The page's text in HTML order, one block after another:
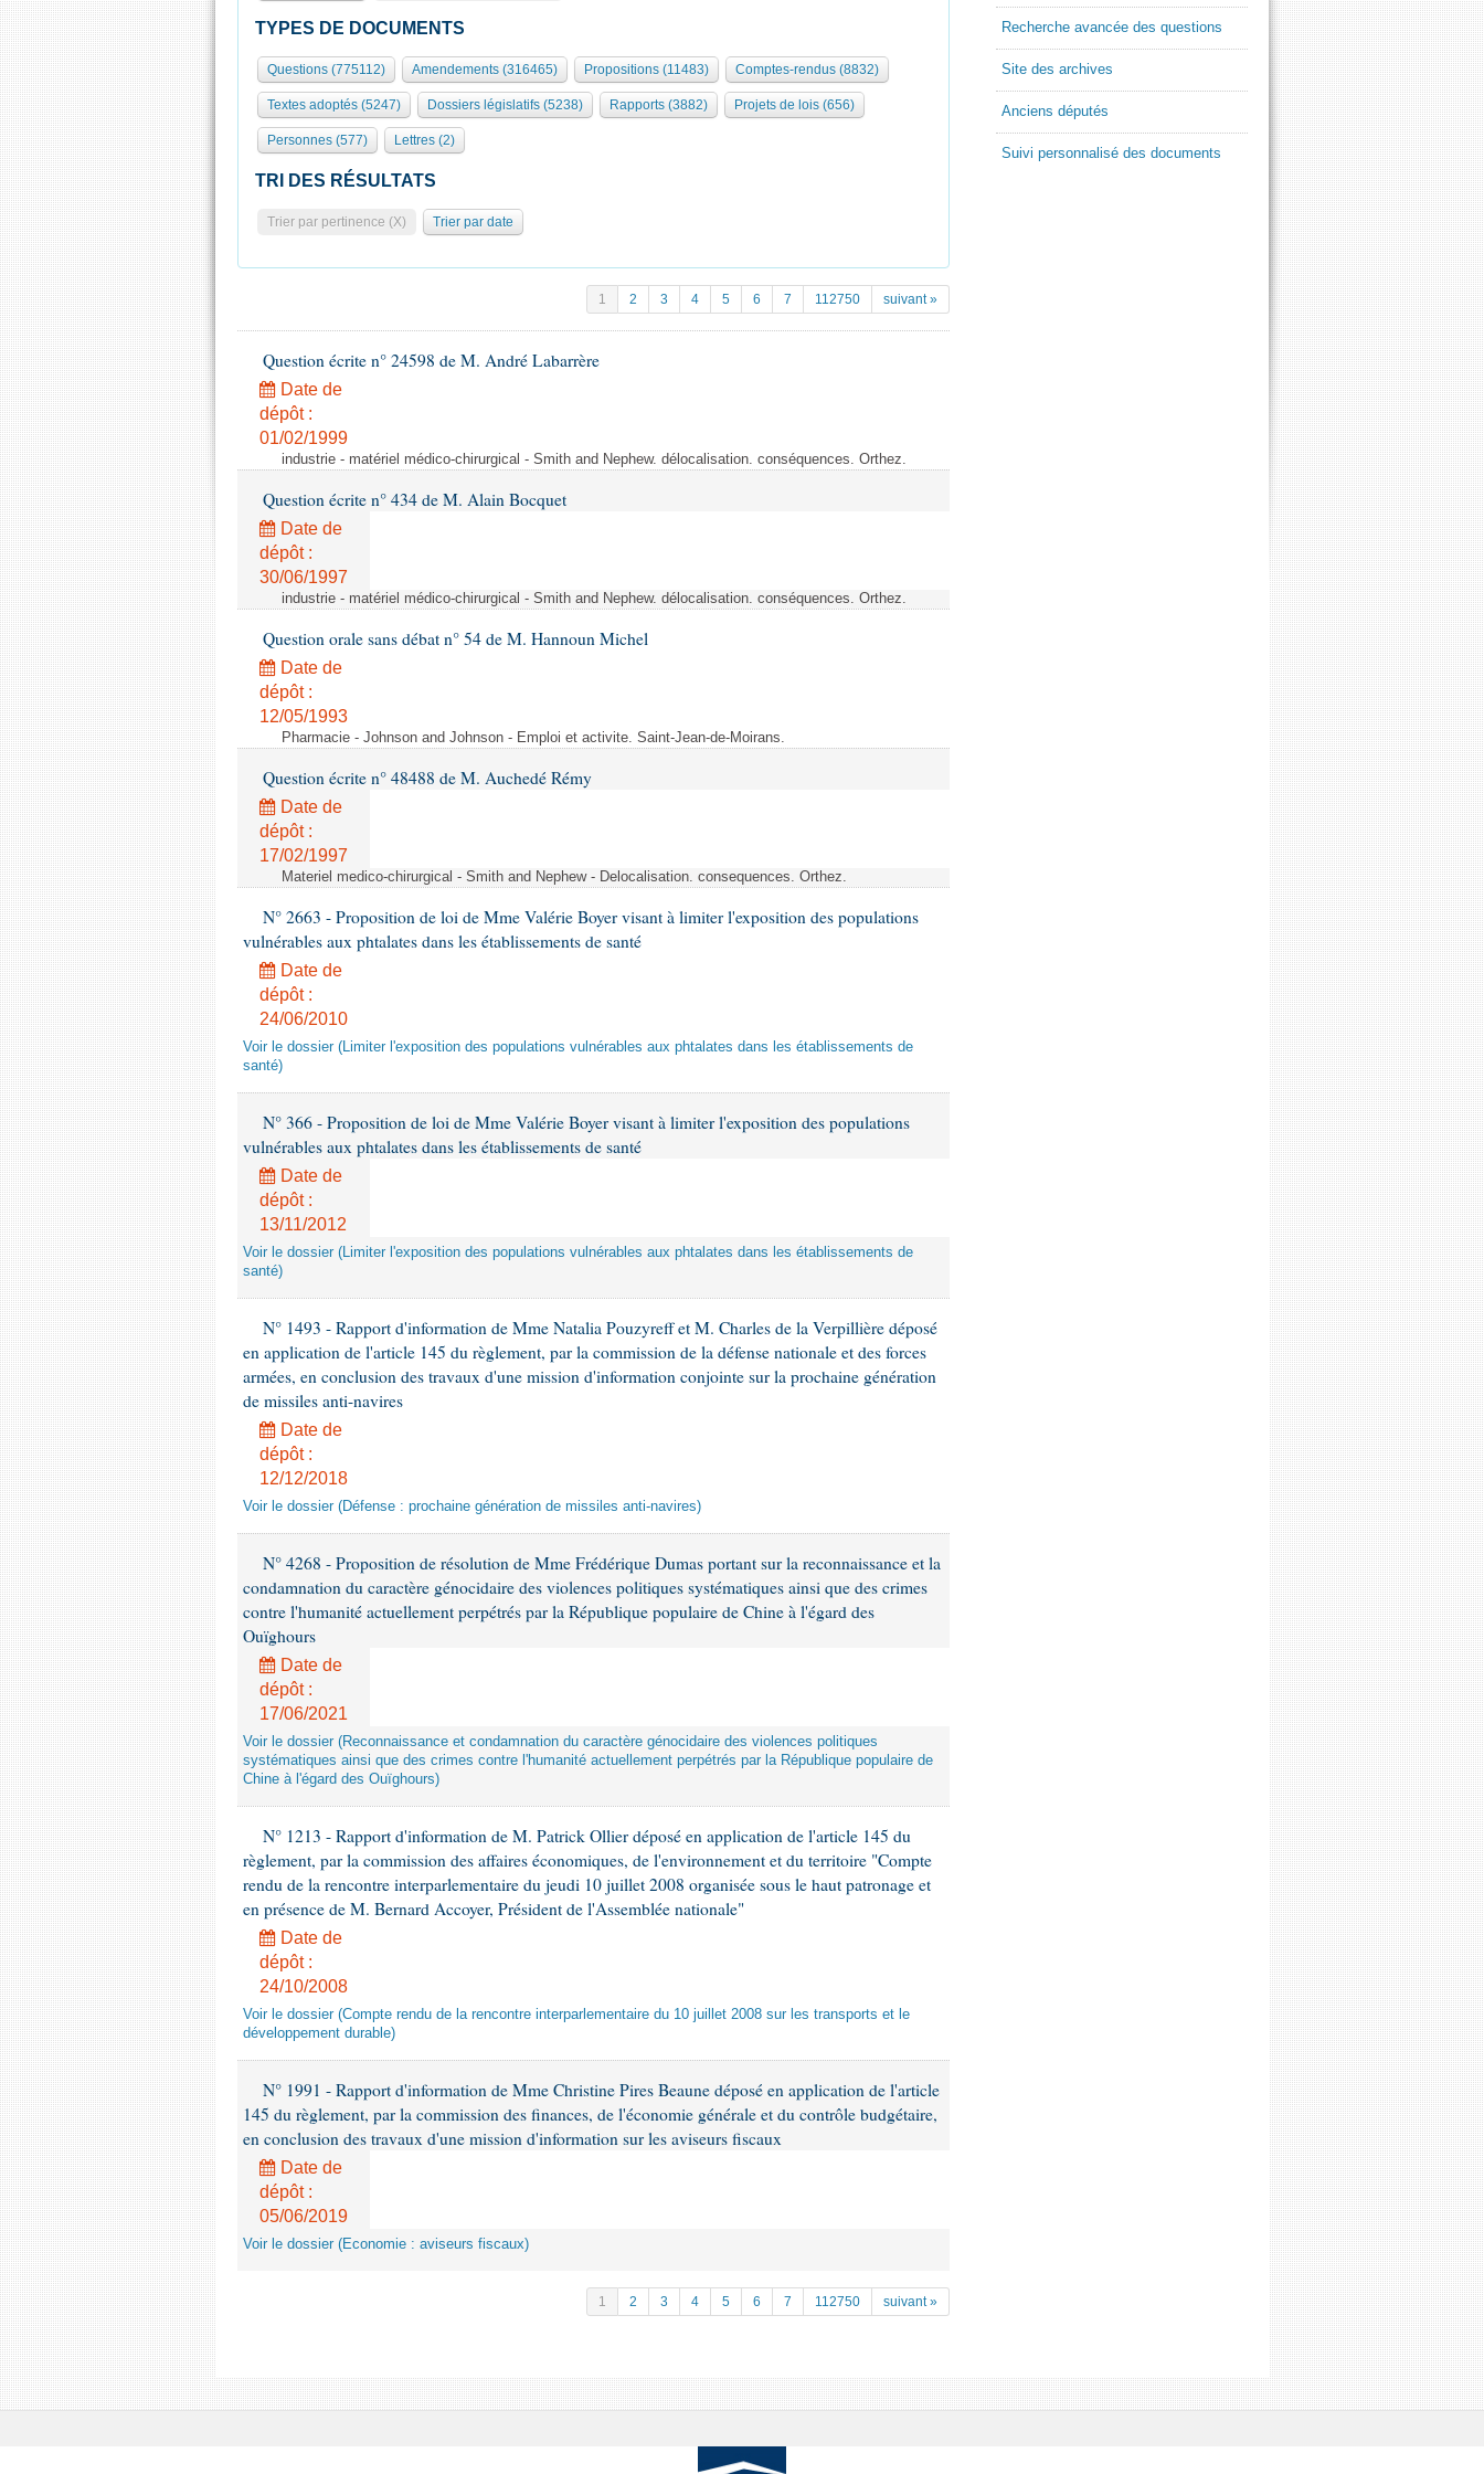
TYPES DE DOCUMENTS
Questions (775112) Amendements (316465) Propositions (11483) Comptes-rendus (8832)
Textes adoptés (5247) Dossiers législatifs (5238) Rapports (3882) Projets de lois (656)
Personnes (577) Lettres (2)
TRI DES RÉSULTATS
Trier par pertinence (X) Trier par date
1 2 3 4 5 6 7 112750 suivant »
Question écrite n° 24598 de M. André Labarrère
Date de
dépôt :
01/02/1999
industrie - matériel médico-chirurgical - Smith and Nephew. délocalisation. conséquences. Orthez.
Question écrite n° 434 de M. Alain Bocquet
Date de
dépôt :
30/06/1997
industrie - matériel médico-chirurgical - Smith and Nephew. délocalisation. conséquences. Orthez.
Question orale sans débat n° 54 de M. Hannoun Michel
Date de
dépôt :
12/05/1993
Pharmacie - Johnson and Johnson - Emploi et activite. Saint-Jean-de-Moirans.
Question écrite n° 48488 de M. Auchedé Rémy
Date de
dépôt :
17/02/1997
Materiel medico-chirurgical - Smith and Nephew - Delocalisation. consequences. Orthez.
N° 2663 - Proposition de loi de Mme Valérie Boyer visant à limiter l'exposition des populations
vulnérables aux phtalates dans les établissements de santé
Date de
dépôt :
24/06/2010
Voir le dossier (Limiter l'exposition des populations vulnérables aux phtalates dans les établissements de
santé)
N° 366 - Proposition de loi de Mme Valérie Boyer visant à limiter l'exposition des populations
vulnérables aux phtalates dans les établissements de santé
Date de
dépôt :
13/11/2012
Voir le dossier (Limiter l'exposition des populations vulnérables aux phtalates dans les établissements de
santé)
N° 1493 - Rapport d'information de Mme Natalia Pouzyreff et M. Charles de la Verpillière déposé
en application de l'article 145 du règlement, par la commission de la défense nationale et des forces
armées, en conclusion des travaux d'une mission d'information conjointe sur la prochaine génération
de missiles anti-navires
Date de
dépôt :
12/12/2018
Voir le dossier (Défense : prochaine génération de missiles anti-navires)
N° 4268 - Proposition de résolution de Mme Frédérique Dumas portant sur la reconnaissance et la
condamnation du caractère génocidaire des violences politiques systématiques ainsi que des crimes
contre l'humanité actuellement perpétrés par la République populaire de Chine à l'égard des
Ouïghours
Date de
dépôt :
17/06/2021
Voir le dossier (Reconnaissance et condamnation du caractère génocidaire des violences politiques
systématiques ainsi que des crimes contre l'humanité actuellement perpétrés par la République populaire de
Chine à l'égard des Ouïghours)
N° 1213 - Rapport d'information de M. Patrick Ollier déposé en application de l'article 145 du
règlement, par la commission des affaires économiques, de l'environnement et du territoire "Compte
rendu de la rencontre interparlementaire du jeudi 10 juillet 2008 organisée sous le haut patronage et
en présence de M. Bernard Accoyer, Président de l'Assemblée nationale"
Date de
dépôt :
24/10/2008
Voir le dossier (Compte rendu de la rencontre interparlementaire du 10 juillet 2008 sur les transports et le
développement durable)
N° 1991 - Rapport d'information de Mme Christine Pires Beaune déposé en application de l'article
145 du règlement, par la commission des finances, de l'économie générale et du contrôle budgétaire,
en conclusion des travaux d'une mission d'information sur les aviseurs fiscaux
Date de
dépôt :
05/06/2019
Voir le dossier (Economie : aviseurs fiscaux)
1 2 3 4 5 6 7 112750 suivant »
Recherche avancée des questions
Site des archives
Anciens députés
Suivi personnalisé des documents